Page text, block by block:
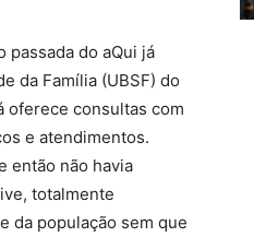
passada do aQui já
da Família (UBSF) do
oferece consultas com
e atendimentos.
então não havia
totalmente
da população sem que